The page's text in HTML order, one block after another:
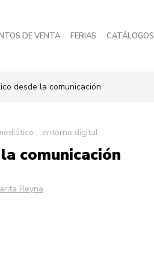
DE VENTA FERIAS CATÁLOGOS
desde la comunicación
entorno digital
comunicación
Reyna